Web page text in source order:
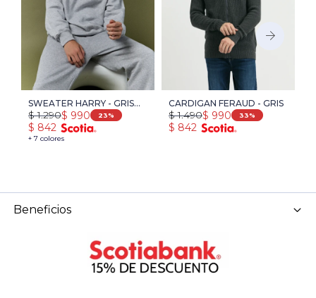
SWEATER HARRY - GRIS
MEDIO MELANGE
+ 7 colores
$ 990
$ 1.290 23
$ 842
CARDIGAN FERAUD - GRIS
$ 990
$ 1.490 33
$ 842
Beneficios